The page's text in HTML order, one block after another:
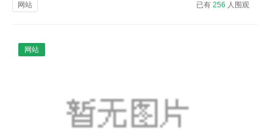
网站 已有256 人围观
网站